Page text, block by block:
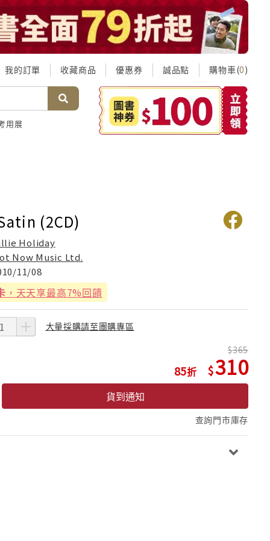
我的訂單 收藏商品 優惠券 誠品點 購物車(0)
用展
(2CD)
Holiday
Now Music Ltd.
11/08
，天天享最高7%回饋
大量採購請至團購專區
85
365
310
貨到通知
查詢門市庫存